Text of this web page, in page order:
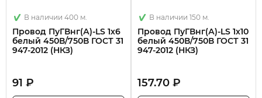
В наличии 400 м.
Провод ПуГВнг(А)-LS 1х6
белый 450В/750В ГОСТ 31
947-2012 (НКЗ)
91 ₽
В наличии 150 м.
Провод ПуГВнг(А)-LS 1х10
белый 450В/750В ГОСТ 31
947-2012 (НКЗ)
157.70 ₽